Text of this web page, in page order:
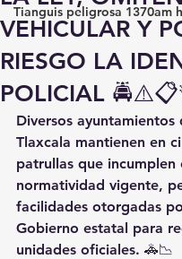
Tianguis peligrosa 1370am
VEHICULAR Y
RIESGO LA
POLICIAL
Diversos ayuntamientos
Tlaxcala mantienen en
patrullas que incumplen
normatividad vigente,
facilidades otorgadas
Gobierno estatal para
unidades oficiales. 🚓📉